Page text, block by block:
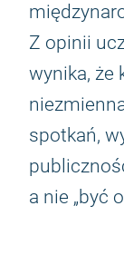
Z opinii
wynika, że
spotkań,
a nie „być